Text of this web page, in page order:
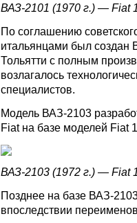
ВАЗ-2101 (1970 г.) — Fiat
По соглашению
итальянцами был создан
Тольятти с полным
возлагалось
специалистов.
Модель ВАЗ-2103
Fiat на базе моделей Fiat
ВАЗ-2103 (1972 г.) — Fiat
Позднее на базе ВАЗ-
впоследствии